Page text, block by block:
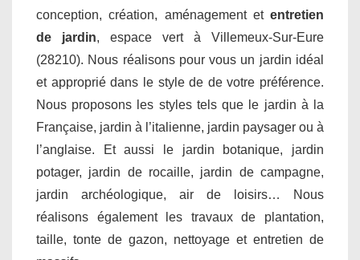
conception, création, aménagement et entretien
de jardin, espace vert à Villemeux-Sur-Eure
(28210). Nous réalisons pour vous un jardin idéal
et approprié dans le style de de votre préférence.
Nous proposons les styles tels que le jardin à la
Française, jardin à l’italienne, jardin paysager ou à
l’anglaise. Et aussi le jardin botanique, jardin
potager, jardin de rocaille, jardin de campagne,
jardin archéologique, air de loisirs… Nous
réalisons également les travaux de plantation,
taille, tonte de gazon, nettoyage et entretien de